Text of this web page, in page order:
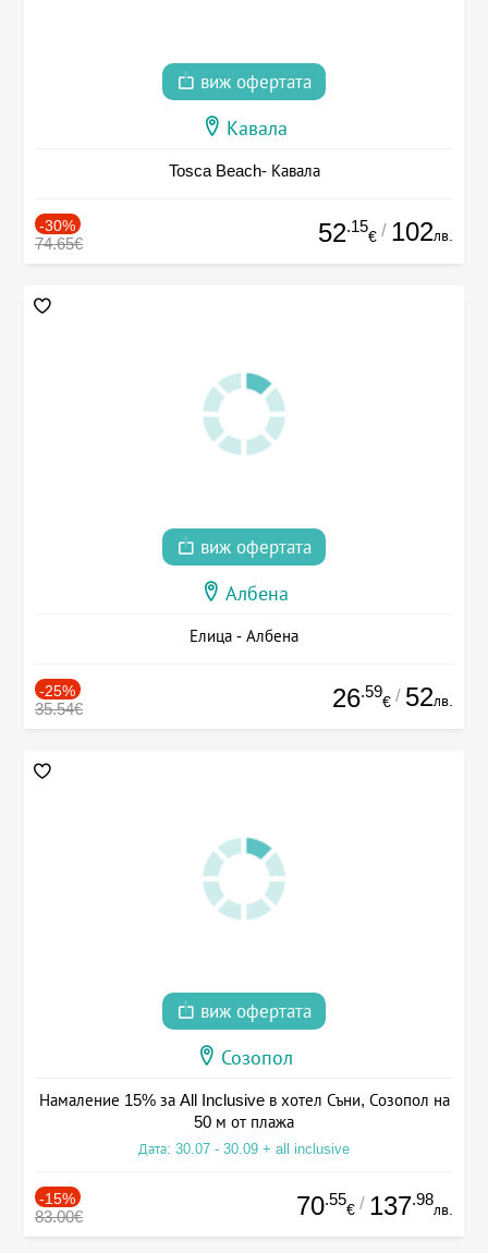
виж офертата
Кавала
Tosca Beach- Кавала
-30%
74.65€ 52.15
€ / 102лв.
виж офертата
Албена
Елица - Албена
-25%
35.54€ 26.59
€ / 52лв.
виж офертата
Созопол
Намаление 15% за All Inclusive в хотел Съни, Созопол на
50 м от плажа
Дата: 30.07 - 30.09 + all inclusive
-15%
83.00€ 70.55
€ / 137.98
лв.